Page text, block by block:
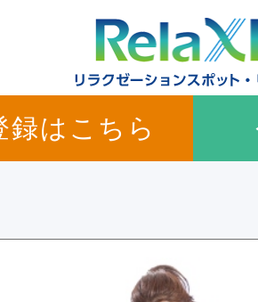
録はこちら